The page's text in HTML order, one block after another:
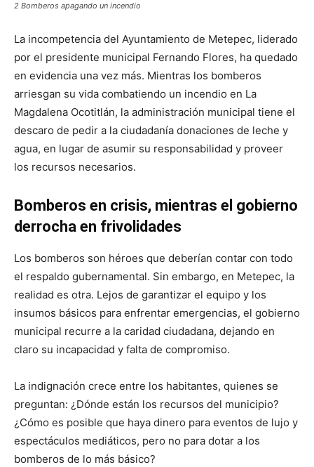
2 Bomberos apagando un incendio
La incompetencia del Ayuntamiento de Metepec, liderado
por el presidente municipal Fernando Flores, ha quedado
en evidencia una vez más. Mientras los bomberos
arriesgan su vida combatiendo un incendio en La
Magdalena Ocotitlán, la administración municipal tiene el
descaro de pedir a la ciudadanía donaciones de leche y
agua, en lugar de asumir su responsabilidad y proveer
los recursos necesarios.
Bomberos en crisis, mientras el gobierno
derrocha en frivolidades
Los bomberos son héroes que deberían contar con todo
el respaldo gubernamental. Sin embargo, en Metepec, la
realidad es otra. Lejos de garantizar el equipo y los
insumos básicos para enfrentar emergencias, el gobierno
municipal recurre a la caridad ciudadana, dejando en
claro su incapacidad y falta de compromiso.
La indignación crece entre los habitantes, quienes se
preguntan: ¿Dónde están los recursos del municipio?
¿Cómo es posible que haya dinero para eventos de lujo y
espectáculos mediáticos, pero no para dotar a los
bomberos de lo más básico?